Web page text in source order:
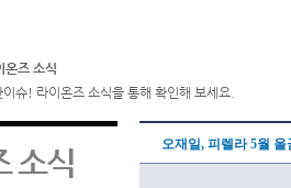
온즈 소식
슈! 라이온즈 소식을 통해 확인해 보세요.
소식 오재일, 피렐라 5월